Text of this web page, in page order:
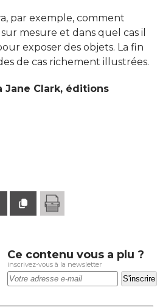
par exemple, comment
mesure et dans quel cas il
exposer des objets. La fin
de cas richement illustrées.
Jane Clark, éditions
Ce contenu vous a plu ?
inscrivez-vous à la newsletter